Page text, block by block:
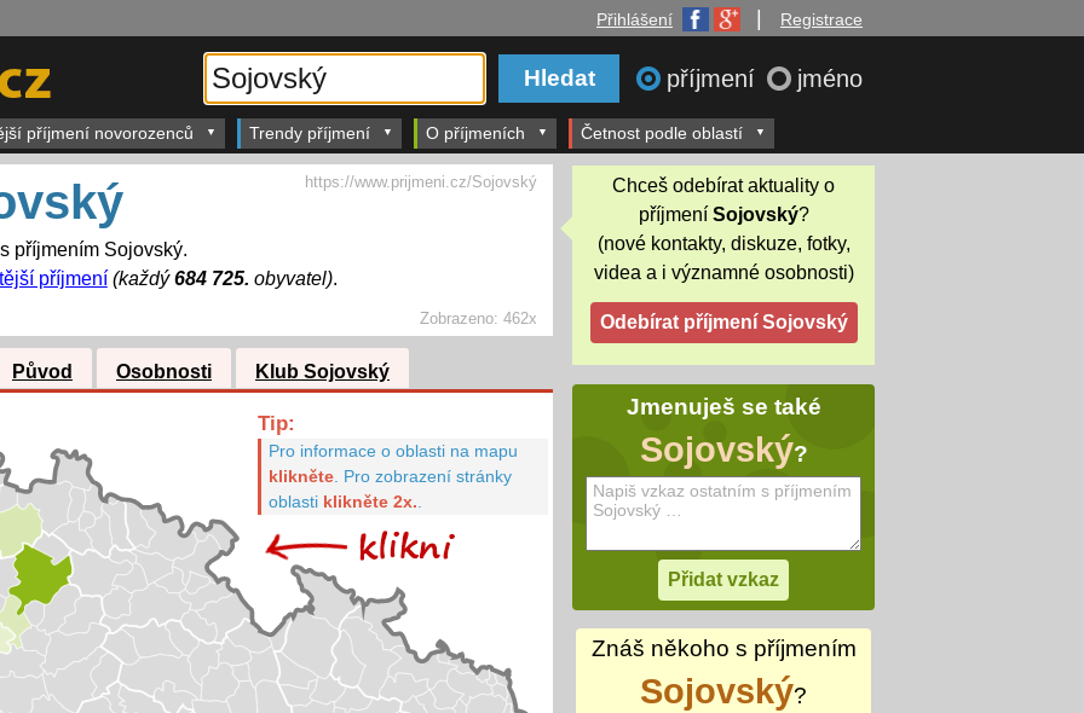
Přihlášení Registrace
příjmení jméno
příjmení novorozenců Trendy příjmení O příjmeních Četnost podle oblastí
Zobrazeno:462x
příjmením Sojovský.
příjmení (každý684 725. obyvatel).
https://www.prijmeni.cz/Sojovský
Původ Osobnosti Klub Sojovský
Tip:
Pro informace o oblasti na mapu
klikněte. Pro zobrazení stránky
oblasti klikněte 2x.
Chceš odebírat aktuality o
příjmení Sojovský?
(nové kontakty, diskuze, fotky,
videa a i významné osobnosti)
Jmenuješ se také
Sojovský?
Znáš někoho s příjmením
Sojovský?